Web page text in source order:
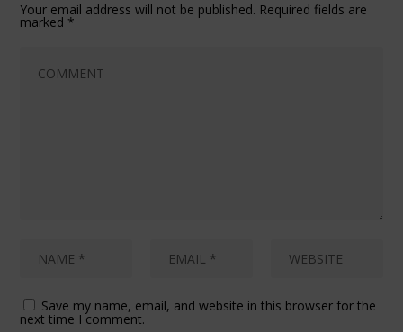
Your email address will not be published. Required fields are
marked *
Save my name, email, and website in this browser for the
next time I comment.